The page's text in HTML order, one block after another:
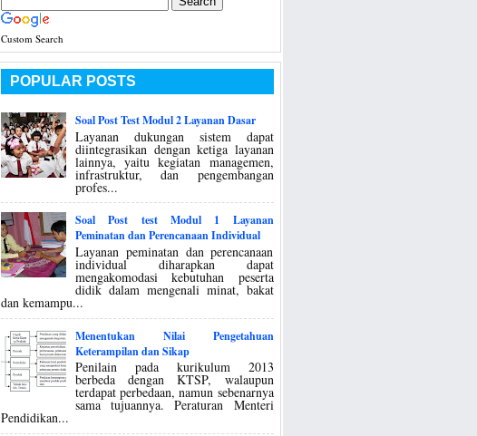
Custom Search
POPULAR POSTS
Soal Post Test Modul 2 Layanan Dasar
Layanan dukungan sistem dapat
diintegrasikan dengan ketiga layanan
lainnya, yaitu kegiatan managemen,
infrastruktur, dan pengembangan
profes...
Soal Post test Modul 1 Layanan
Peminatan dan Perencanaan Individual
Layanan peminatan dan perencanaan
individual diharapkan dapat
mengakomodasi kebutuhan peserta
didik dalam mengenali minat, bakat
dan kemampu...
Menentukan Nilai Pengetahuan
Keterampilan dan Sikap
Penilain pada kurikulum 2013
berbeda dengan KTSP, walaupun
terdapat perbedaan, namun sebenarnya
sama tujuannya. Peraturan Menteri
Pendidikan...